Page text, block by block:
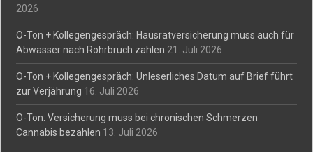
2026
O-Ton + Kollegengespräch: Hausratversicherung muss auch für
Abwasser nach Rohrbruch zahlen 21. Juli 2026
O-Ton + Kollegengespräch: Unleserliches Datum auf Brief führt
zur Verjährung 16. Juli 2026
O-Ton: Versicherung muss bei chronischen Schmerzen
Cannabis bezahlen 13. Juli 2026